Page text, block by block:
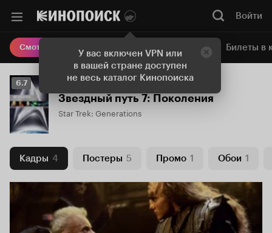
У вас включен VPN или
в вашей стране доступен
не весь каталог Кинопоиска
Войти
Смотреть кино Онлайн-кинотеатр Билеты в
Рейтинг
Кинопоиска
6.7
6.7
Звездный путь 7: Поколения
Star Trek: Generations
Кадры 4 Постеры 5 Промо 1 Обои 1